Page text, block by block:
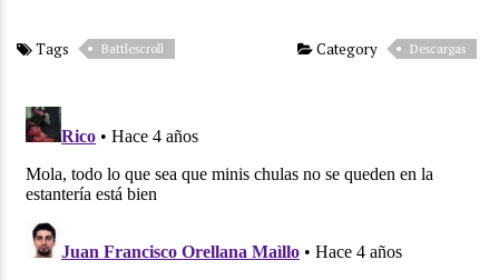
Tags Battlescroll Category Descargas